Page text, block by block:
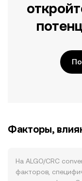
Факторы,
На ALGO/CRC
факторов,